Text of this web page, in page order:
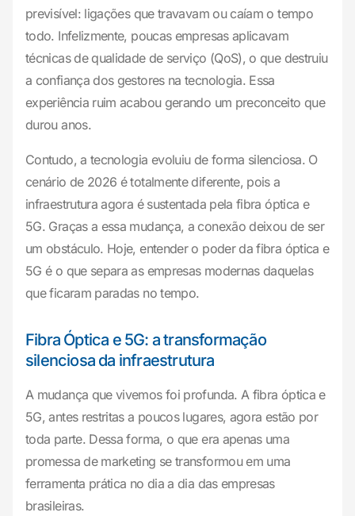
previsível: ligações que travavam ou caíam o tempo
todo. Infelizmente, poucas empresas aplicavam
técnicas de qualidade de serviço (QoS), o que destruiu
a confiança dos gestores na tecnologia. Essa
experiência ruim acabou gerando um preconceito que
durou anos.
Contudo, a tecnologia evoluiu de forma silenciosa. O
cenário de 2026 é totalmente diferente, pois a
infraestrutura agora é sustentada pela fibra óptica e
5G. Graças a essa mudança, a conexão deixou de ser
um obstáculo. Hoje, entender o poder da fibra óptica e
5G é o que separa as empresas modernas daquelas
que ficaram paradas no tempo.
Fibra Óptica e 5G: a transformação
silenciosa da infraestrutura
A mudança que vivemos foi profunda. A fibra óptica e
5G, antes restritas a poucos lugares, agora estão por
toda parte. Dessa forma, o que era apenas uma
promessa de marketing se transformou em uma
ferramenta prática no dia a dia das empresas
brasileiras.